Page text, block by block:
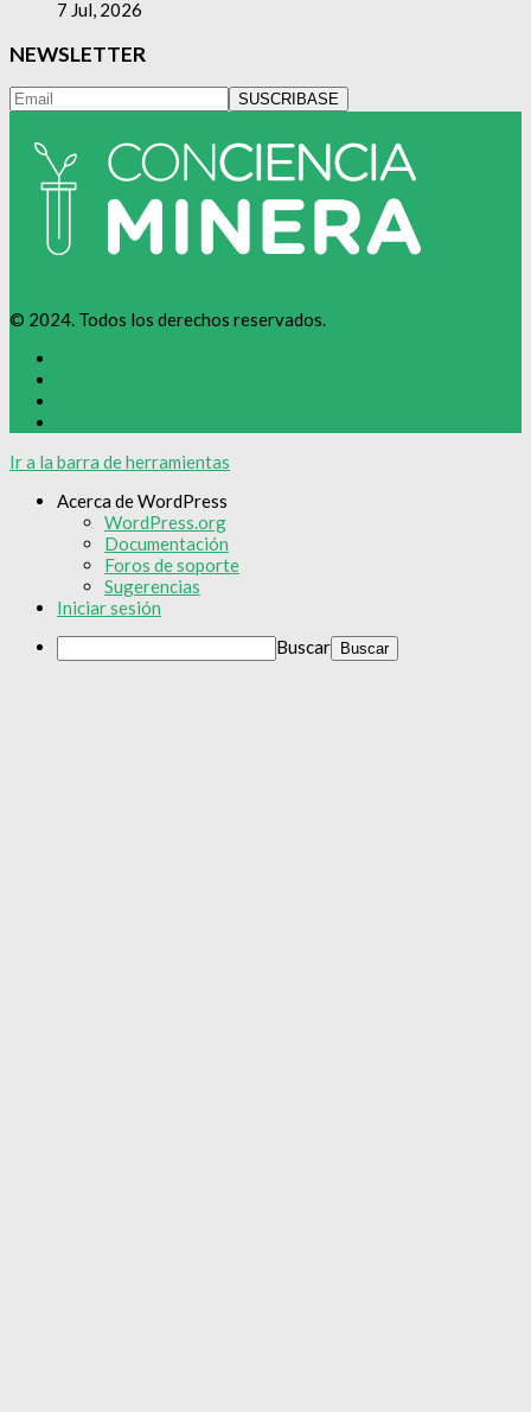
7 Jul, 2026
NEWSLETTER
© 2024. Todos los derechos reservados.
Ir a la barra de herramientas
Acerca de WordPress
WordPress.org
Documentación
Foros de soporte
Sugerencias
Iniciar sesión
Buscar